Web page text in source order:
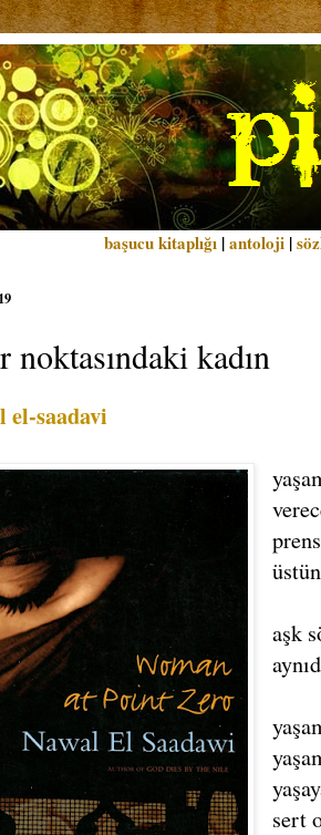
başucu kitaplığı |antoloji |
noktasındaki kadın
el-saadavi
aşk
sert